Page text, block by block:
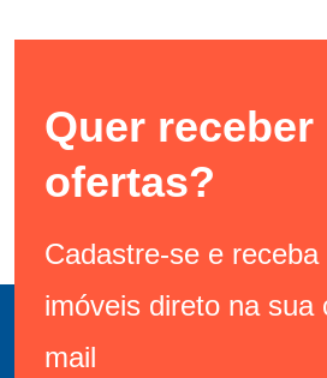
Quer receber
ofertas?
Cadastre-se e receba
imóveis direto na sua
mail